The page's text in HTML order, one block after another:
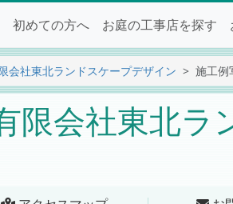
初めての方へ お庭の工事店を探す
会社東北ランドスケープデザイン 施工例
限会社東北ラ